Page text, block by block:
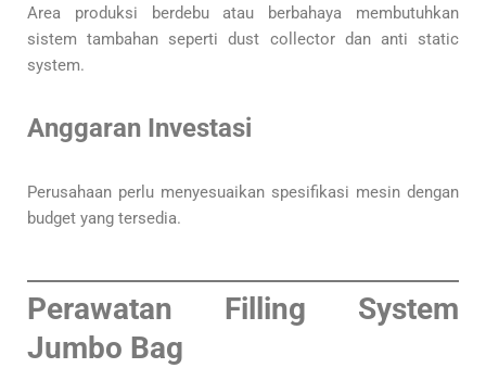
Area produksi berdebu atau berbahaya membutuhkan
sistem tambahan seperti dust collector dan anti static
system.
Anggaran Investasi
Perusahaan perlu menyesuaikan spesifikasi mesin dengan
budget yang tersedia.
Perawatan Filling System
Jumbo Bag